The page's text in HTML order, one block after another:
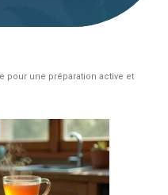
pour une préparation active et